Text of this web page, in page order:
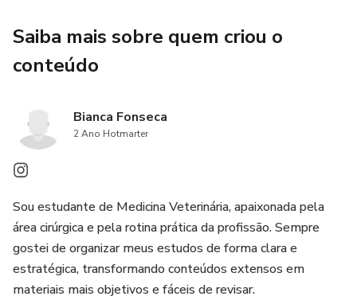
✔ Check-list pré-cirúrgico
Ideal para:
– Revisão para provas
– Estudo para estágios
– Consulta rápida no dia a dia acadêmico
Material em PDF organizado com tabelas comparativas e
linguagem clara, facilitando a fixação do conteúdo.
Saiba mais sobre quem criou o
conteúdo
Bianca Fonseca
2 Ano Hotmarter
Sou estudante de Medicina Veterinária, apaixonada pela
área cirúrgica e pela rotina prática da profissão. Sempre
gostei de organizar meus estudos de forma clara e
estratégica, transformando conteúdos extensos em
materiais mais objetivos e fáceis de revisar.